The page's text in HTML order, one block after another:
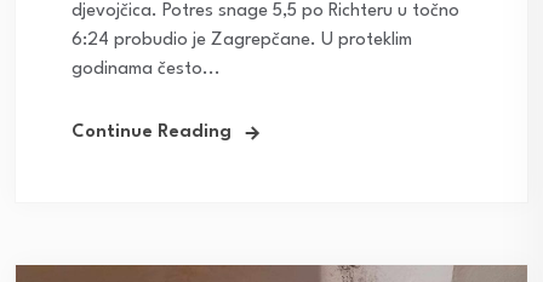
djevojčica. Potres snage 5,5 po Richteru u točno
6:24 probudio je Zagrepčane. U proteklim
godinama često...
Continue Reading